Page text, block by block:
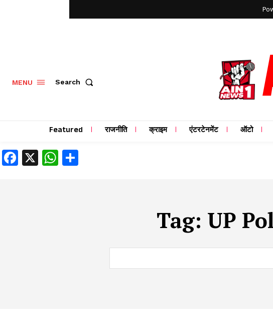
MENU Search
Featured राजनीति क्राइम एंटरटेनमेंट ऑटो
Facebook
X WhatsApp
Tag: UP